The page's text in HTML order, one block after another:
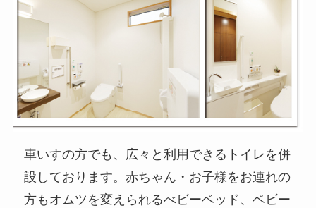
車いすの方でも、広々と利用できるトイレを併
設しております。赤ちゃん・お子様をお連れの
方もオムツを変えられるべビーベッド、ベビー